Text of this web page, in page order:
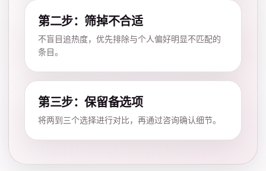
第二步：筛掉不合适
不盲目追热度，优先排除与个人偏好明显不匹配的
条目。
第三步：保留备选项
将两到三个选择进行对比，再通过咨询确认细节。